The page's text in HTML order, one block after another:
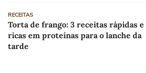
RECEITAS
Torta de frango: 3 receitas rápidas e
ricas em proteínas para o lanche da
tarde